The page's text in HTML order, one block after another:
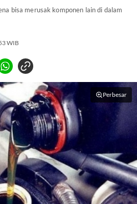
bisa merusak komponen lain di dalam
WIB
Perbesar